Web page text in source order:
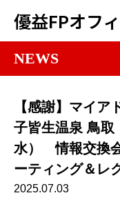
優益FPオフ
NEWS
【感謝】マイ
子皆生温泉 鳥取
水） 情報交換
ーティング＆レ
2025.07.03